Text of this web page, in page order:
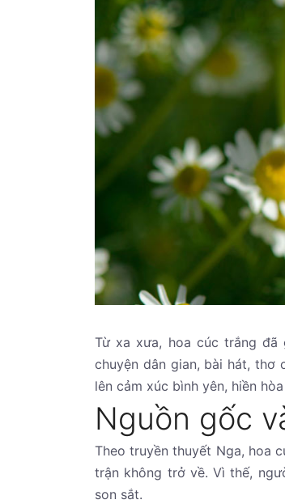
Từ xa xưa, hoa cúc trắng
chuyện dân gian, bài hát, thơ
lên cảm xúc bình yên, hiền
Nguồn gốc
Theo truyền thuyết Nga, hoa
trận không trở về. Vì thế,
son sắt.